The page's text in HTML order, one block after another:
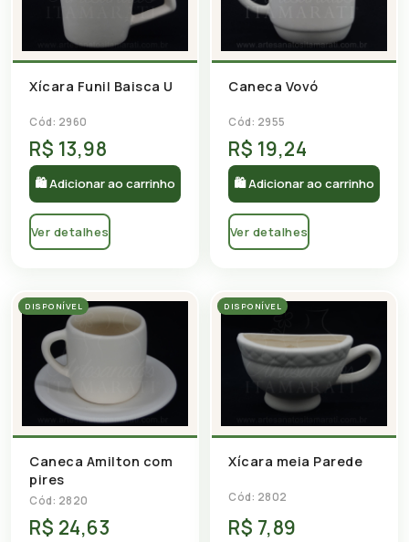
Xícara Funil Baisca U
Cód: 2960
R$ 13,98
🛍 Adicionar ao carrinho
Ver detalhes
Caneca Vovó
Cód: 2955
R$ 19,24
🛍 Adicionar ao carrinho
Ver detalhes
DISPONÍVEL
Caneca Amilton com
pires
Cód: 2820
R$ 24,63
DISPONÍVEL
Xícara meia Parede
Cód: 2802
R$ 7,89